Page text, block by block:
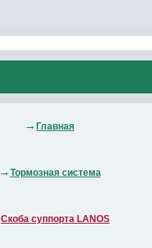
Главная
Тормозная система
Скоба суппорта LANOS